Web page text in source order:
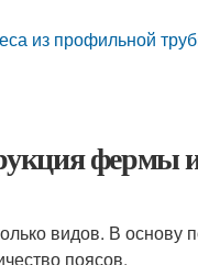
из профильной
фермы
видов. В основу
поясов.